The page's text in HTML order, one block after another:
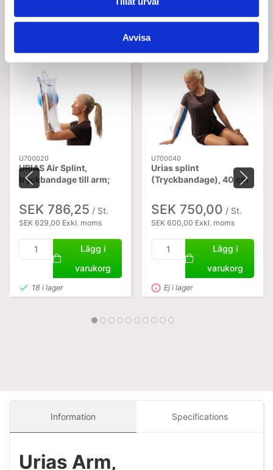
Avvisa
Köptes tillsammans med denna produkt
U700020
URIAS Air Splint,
tryckbandage till arm;
70 cm
SEK 786,25 / St.
SEK 629,00 Exkl. moms
Lägg i
varukorg
18 i lager
U700040
Urias splint
(Tryckbandage), 40 cm
SEK 750,00 / St.
SEK 600,00 Exkl. moms
Lägg i
varukorg
Ej i lager
Information Specifications
Urias Arm,